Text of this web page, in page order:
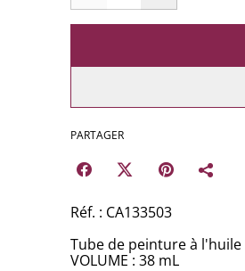
PARTAGER
Réf. : CA133503
Tube de peinture à
VOLUME : 38 mL